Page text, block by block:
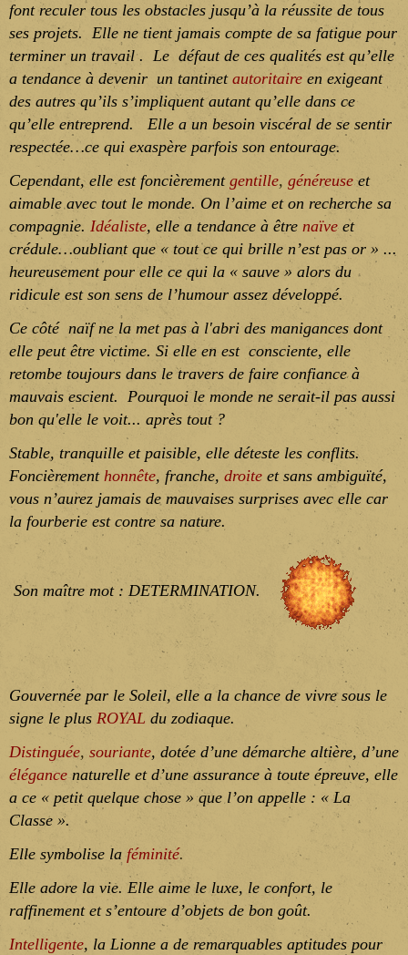
font reculer tous les obstacles jusqu’à la réussite de tous
ses projets. Elle ne tient jamais compte de sa fatigue pour
terminer un travail . Le défaut de ces qualités est qu’elle
a tendance à devenir un tantinet autoritaire en exigeant
des autres qu’ils s’impliquent autant qu’elle dans ce
qu’elle entreprend. Elle a un besoin viscéral de se sentir
respectée…ce qui exaspère parfois son entourage.
Cependant, elle est foncièrement gentille, généreuse et
aimable avec tout le monde. On l’aime et on recherche sa
compagnie. Idéaliste, elle a tendance à être naïve et
crédule…oubliant que « tout ce qui brille n’est pas or » ...
heureusement pour elle ce qui la « sauve » alors du
ridicule est sonsens de l’humour assez développé.
Ce côté naïf ne la met pas à l'abri des manigances dont
elle peut être victime. Si elle en est consciente, elle
retombe toujours dans le travers de faire confiance à
mauvais escient. Pourquoi le monde ne serait-il pas aussi
bon qu'elle le voit... après tout ?
Stable, tranquille et paisible, elle déteste les conflits.
Foncièrement honnête, franche, droite et sans ambiguïté,
vous n’aurez jamais de mauvaises surprises avec elle car
la fourberie est contre sa nature.
Son maître mot : DETERMINATION.
Gouvernée par le Soleil, elle a la chance de vivre sous le
signe le plus ROYAL du zodiaque.
Distinguée, souriante, dotée d’une démarche altière, d’une
élégance naturelle et d’une assurance à toute épreuve, elle
a ce « petit quelque chose » que l’on appelle : « La
Classe ».
Elle symbolise la féminité.
Elle adore la vie. Elle aime le luxe, le confort, le
raffinement et s’entoure d’objets de bon goût.
Intelligente, la Lionne a de remarquables aptitudes pour